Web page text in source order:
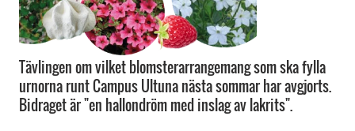
Tävlingen om vilket blomsterarrangemang som ska fylla
urnorna runt Campus Ultuna nästa sommar har avgjorts.
Bidraget är "en hallondröm med inslag av lakrits".